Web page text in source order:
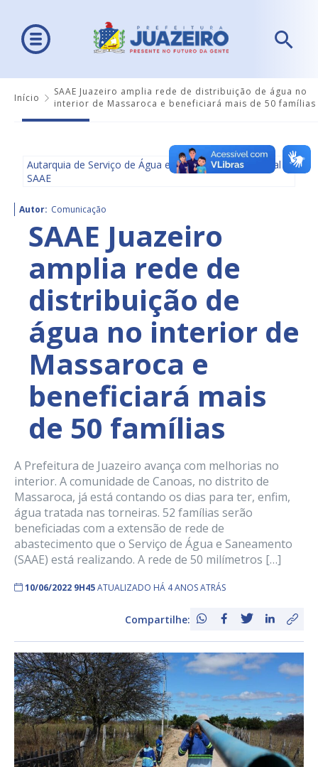
Início
SAAE Juazeiro amplia rede de distribuição de água no
interior de Massaroca e beneficiará mais de 50 famílias
Autarquia de Serviço de Água e Saneamento Ambiental -
SAAE
Autor: Comunicação
SAAE Juazeiro
amplia rede de
distribuição de
água no interior de
Massaroca e
beneficiará mais
de 50 famílias
A Prefeitura de Juazeiro avança com melhorias no
interior. A comunidade de Canoas, no distrito de
Massaroca, já está contando os dias para ter, enfim,
água tratada nas torneiras. 52 famílias serão
beneficiadas com a extensão de rede de
abastecimento que o Serviço de Água e Saneamento
(SAAE) está realizando. A rede de 50 milímetros […]
10/06/2022 9H45ATUALIZADO HÁ 4 ANOS ATRÁS
Compartilhe: